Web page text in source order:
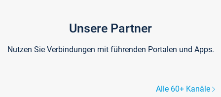
Unsere Partner
Nutzen Sie Verbindungen mit führenden Portalen und Apps.
Alle 60+ Kanäle